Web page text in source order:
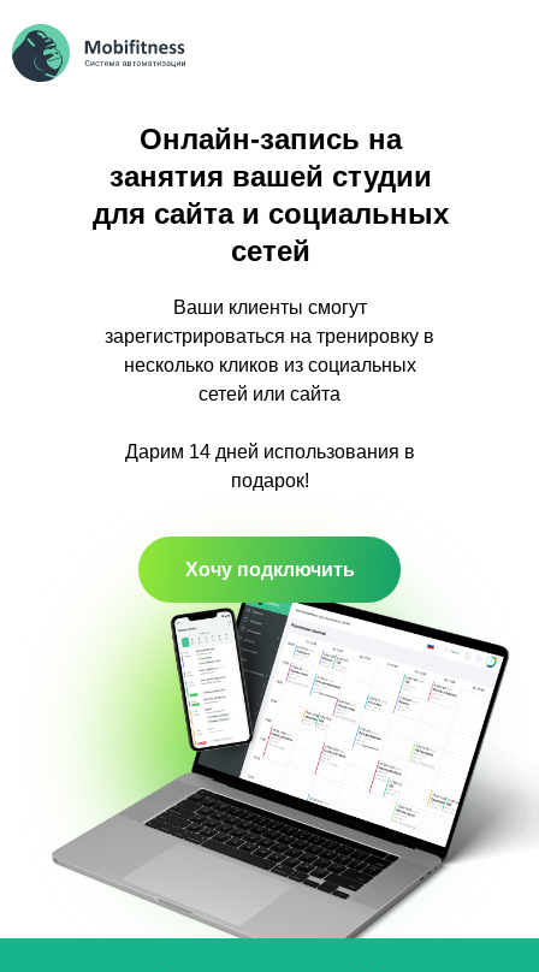
Онлайн-запись на
занятия вашей студии
для сайта и социальных
сетей
Ваши клиенты смогут
зарегистрироваться на тренировку в
несколько кликов из социальных
сетей или сайта
Дарим 14 дней использования в
подарок!
Хочу подключить